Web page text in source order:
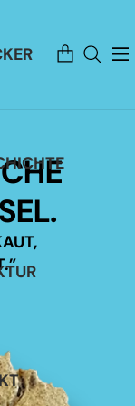
Artikel
im
Warenkorb